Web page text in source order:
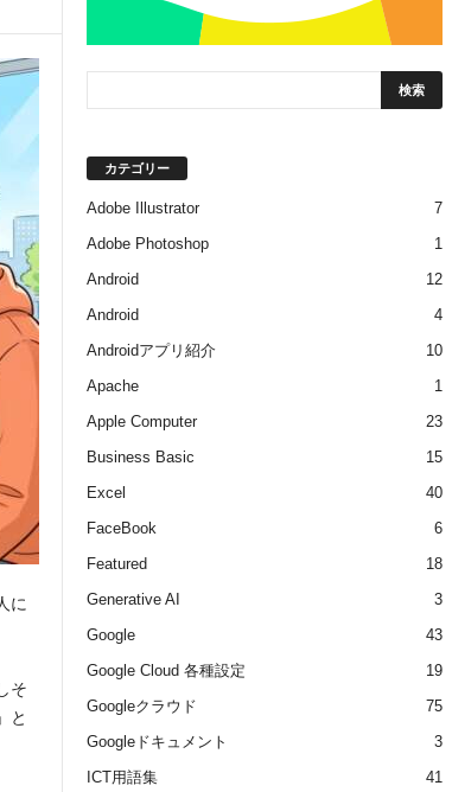
に
そ
と
カテゴリー
Adobe Illustrator
7
Adobe Photoshop
1
Android
12
Android
4
Androidアプリ紹介
10
Apache
1
Apple Computer
23
Business Basic
15
Excel
40
FaceBook
6
Featured
18
Generative AI
3
Google
43
Google Cloud 各種設定
19
Googleクラウド
75
Googleドキュメント
3
ICT用語集
41